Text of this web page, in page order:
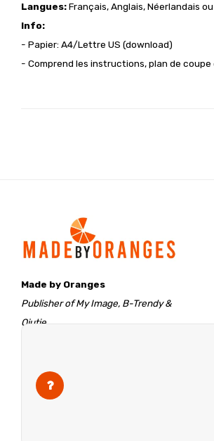
Langues:Français, Anglais, Néerlandais
Info:
- Papier: A4/Lettre US (download)
- Comprend les instructions, plan de coupe
Made by Oranges
Publisher of My Image, B-Trendy &
Qjutie
The Netherlands
info@madebyoranges.com